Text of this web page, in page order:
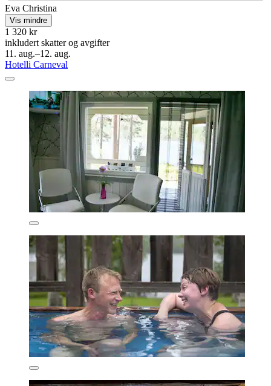
Eva Christina
Vis mindre
1 320 kr
inkludert skatter og avgifter
11. aug.–12. aug.
Hotelli Carneval